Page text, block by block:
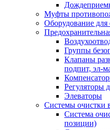
Муфты
Оборудование для
Группы
Клапаны
подпит, эл-
Регуляторы
Элеваторы
Системы очистки
Система
позиции)